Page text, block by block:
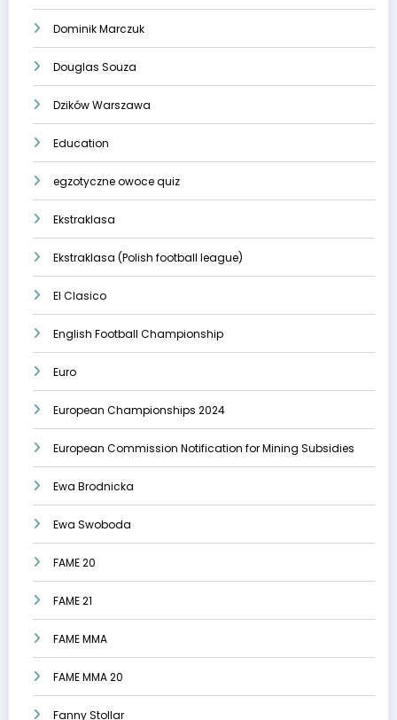
Dominik Marczuk
Douglas Souza
Dzików Warszawa
Education
egzotyczne owoce quiz
Ekstraklasa
Ekstraklasa (Polish football league)
El Clasico
English Football Championship
Euro
European Championships 2024
European Commission Notification for Mining Subsidies
Ewa Brodnicka
Ewa Swoboda
FAME 20
FAME 21
FAME MMA
FAME MMA 20
Fanny Stollar